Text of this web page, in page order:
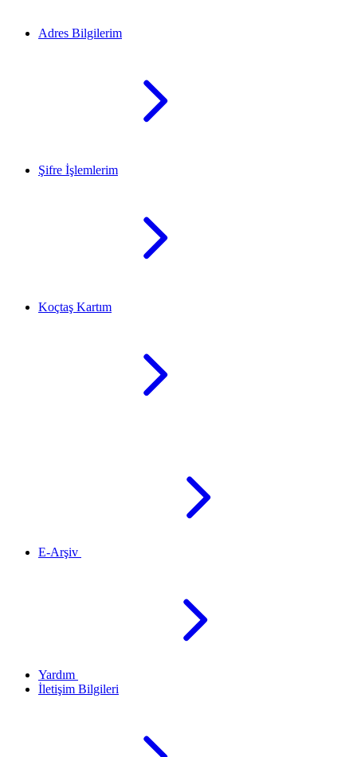
Adres Bilgilerim
Şifre İşlemlerim
Koçtaş Kartım
E-Arşiv
Yardım
İletişim Bilgileri